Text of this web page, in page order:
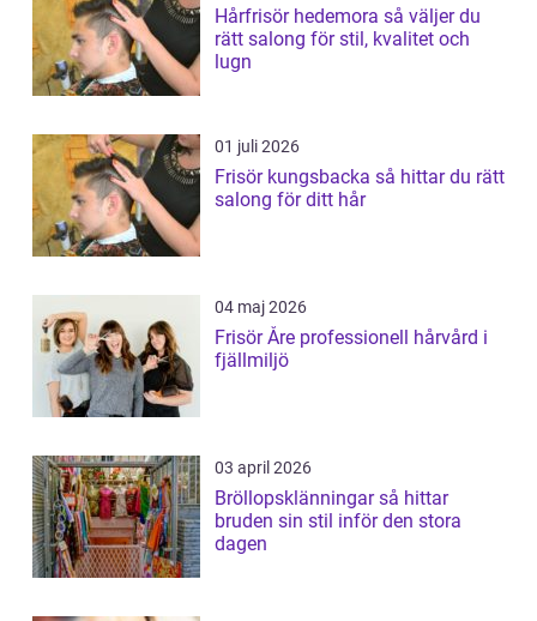
Hårfrisör hedemora så väljer du
rätt salong för stil, kvalitet och
lugn
01 juli 2026
Frisör kungsbacka så hittar du rätt
salong för ditt hår
04 maj 2026
Frisör Åre professionell hårvård i
fjällmiljö
03 april 2026
Bröllopsklänningar så hittar
bruden sin stil inför den stora
dagen